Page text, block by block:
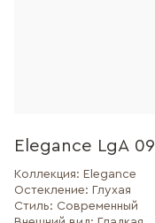
Elegance LgA 09
Коллекция: Elegance
Остекление: Глухая
Стиль: Современный